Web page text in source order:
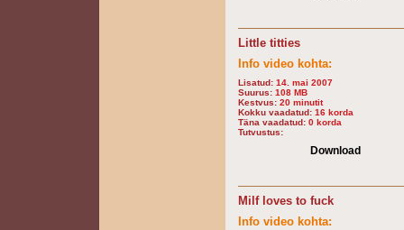
Little titties
Info video kohta:
Lisatud: 14. mai 2007
Suurus: 108 MB
Kestvus: 20 minutit
Kokku vaadatud: 16 korda
Täna vaadatud: 0 korda
Tutvustus:
Download
Milf loves to fuck
Info video kohta: